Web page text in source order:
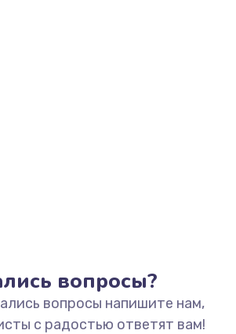
вопросы?
вопросы напишите нам,
с радостью ответят вам!